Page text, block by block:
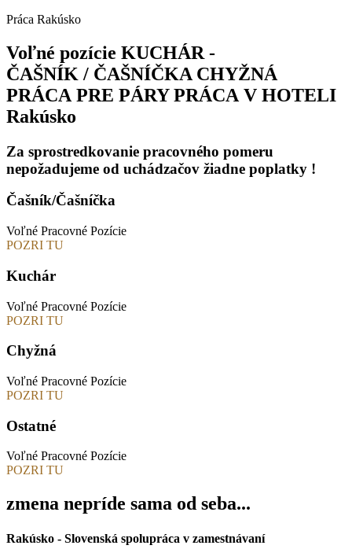
Práca Rakúsko
Voľné pozície KUCHÁR -
ČAŠNÍK / ČAŠNÍČKA CHYŽNÁ
PRÁCA PRE PÁRYPRÁCA V HOTELI
Rakúsko
Za sprostredkovanie pracovného pomeru
nepožadujeme od uchádzačov žiadne poplatky !
Čašník/Čašníčka
Voľné Pracovné Pozície
POZRI TU
Kuchár
Voľné Pracovné Pozície
POZRI TU
Chyžná
Voľné Pracovné Pozície
POZRI TU
Ostatné
Voľné Pracovné Pozície
POZRI TU
zmena nepríde sama od seba...
Rakúsko - Slovenská spolupráca v zamestnávaní